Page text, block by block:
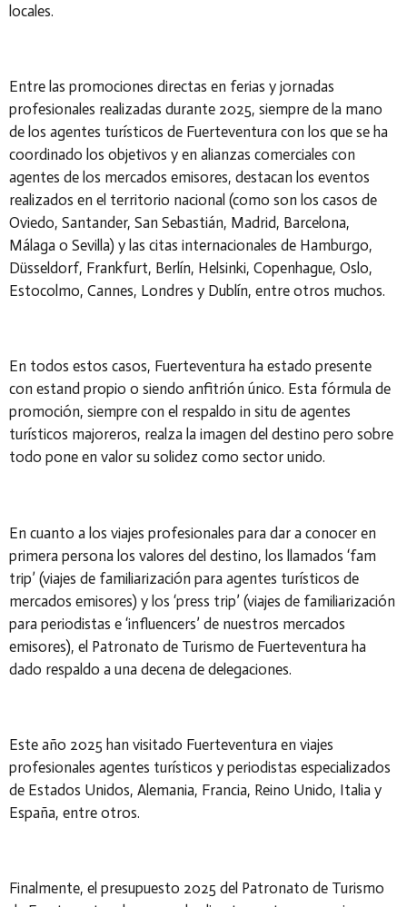
locales.
Entre las promociones directas en ferias y jornadas
profesionales realizadas durante 2025, siempre de la mano
de los agentes turísticos de Fuerteventura con los que se ha
coordinado los objetivos y en alianzas comerciales con
agentes de los mercados emisores, destacan los eventos
realizados en el territorio nacional (como son los casos de
Oviedo, Santander, San Sebastián, Madrid, Barcelona,
Málaga o Sevilla) y las citas internacionales de Hamburgo,
Düsseldorf, Frankfurt, Berlín, Helsinki, Copenhague, Oslo,
Estocolmo, Cannes, Londres y Dublín, entre otros muchos.
En todos estos casos, Fuerteventura ha estado presente
con estand propio o siendo anfitrión único. Esta fórmula de
promoción, siempre con el respaldo in situ de agentes
turísticos majoreros, realza la imagen del destino pero sobre
todo pone en valor su solidez como sector unido.
En cuanto a los viajes profesionales para dar a conocer en
primera persona los valores del destino, los llamados ‘fam
trip’ (viajes de familiarización para agentes turísticos de
mercados emisores) y los ‘press trip’ (viajes de familiarización
para periodistas e ‘influencers’ de nuestros mercados
emisores), el Patronato de Turismo de Fuerteventura ha
dado respaldo a una decena de delegaciones.
Este año 2025 han visitado Fuerteventura en viajes
profesionales agentes turísticos y periodistas especializados
de Estados Unidos, Alemania, Francia, Reino Unido, Italia y
España, entre otros.
Finalmente, el presupuesto 2025 del Patronato de Turismo